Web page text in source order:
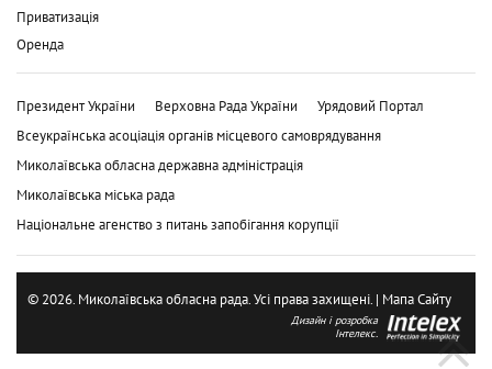
Приватизація
Оренда
Президент України Верховна Рада України
Урядовий Портал
Всеукраїнська асоціація органів місцевого самоврядування
Миколаївська обласна державна адміністрація
Миколаївська міська рада
Національне агенство з питань запобігання корупції
© 2026. Миколаївська обласна рада. Усі права захищені. | Мапа Сайту
Дизайн і розробка
Інтелекс.